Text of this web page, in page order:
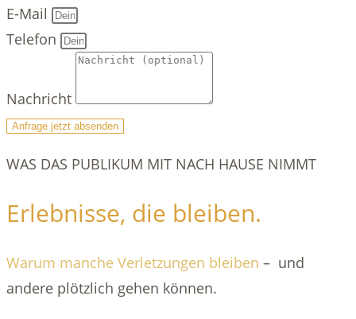
E-Mail
Telefon
Nachricht
Anfrage jetzt absenden
WAS DAS PUBLIKUM MIT NACH HAUSE NIMMT
Erlebnisse, die bleiben.
Warum manche Verletzungen bleiben – und
andere plötzlich gehen können.